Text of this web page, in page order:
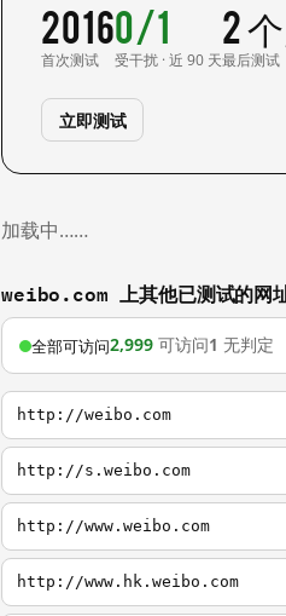
2016
首次测试
0/1
受干扰 · 近 90 天
2
最后测试
立即测试
加载中……
weibo.com 上其他已测试的网
全部可访问2,999 可访问1 无判定
http://weibo.com
http://s.weibo.com
http://www.weibo.com
http://www.hk.weibo.com